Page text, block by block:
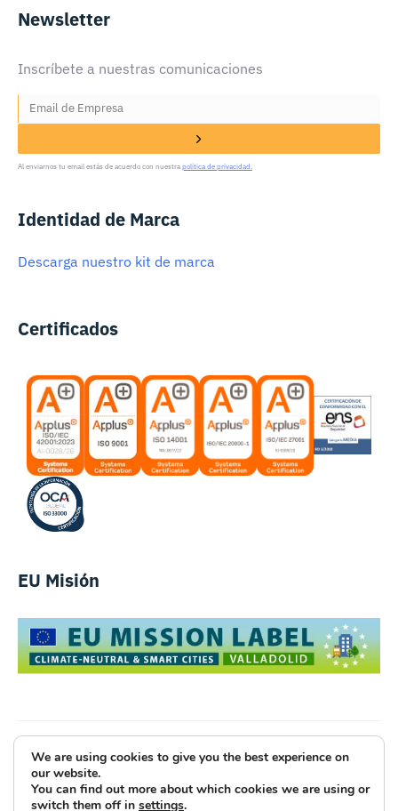
Newsletter
Inscríbete a nuestras comunicaciones
Al enviarnos tu email estás de acuerdo con nuestra política de privacidad.
Identidad de Marca
Descarga nuestro kit de marca
Certificados
EU Misión
Luce Innovative Technologies
Aviso Legal
Política de Privacidad Cookies
We are using cookies to give you the best experience on
our website.
You can find out more about which cookies we are using or
switch them off in settings.